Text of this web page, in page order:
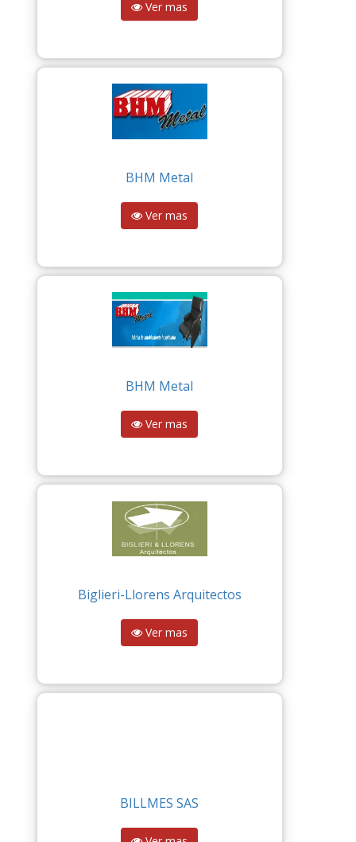
Ver mas
BHM Metal
Ver mas
BHM Metal
Ver mas
Biglieri-Llorens Arquitectos
Ver mas
BILLMES SAS